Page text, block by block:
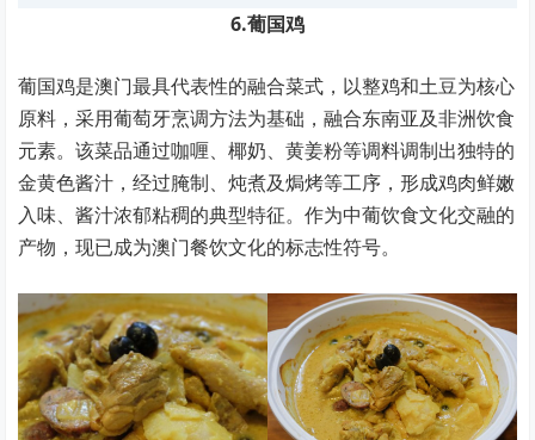
6.葡国鸡
葡国鸡是澳门最具代表性的融合菜式，以整鸡和土豆为核心
原料，采用葡萄牙烹调方法为基础，融合东南亚及非洲饮食
元素。该菜品通过咖喱、椰奶、黄姜粉等调料调制出独特的
金黄色酱汁，经过腌制、炖煮及焗烤等工序，形成鸡肉鲜嫩
入味、酱汁浓郁粘稠的典型特征。作为中葡饮食文化交融的
产物，现已成为澳门餐饮文化的标志性符号。